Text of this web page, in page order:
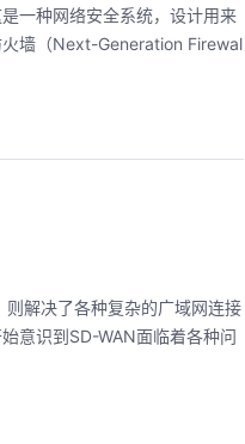
一种网络安全系统，设计用来
火墙（Next-Generation Firewal
解决了各种复杂的广域网连接
意识到SD-WAN面临着各种问